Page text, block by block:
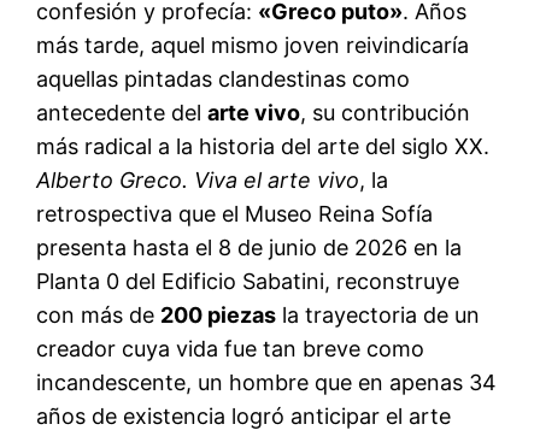
confesión y profecía: «Greco puto». Años
más tarde, aquel mismo joven reivindicaría
aquellas pintadas clandestinas como
antecedente delarte vivo, su contribución
más radical a la historia del arte del siglo XX.
Alberto Greco. Viva el arte vivo, la
retrospectiva que el Museo Reina Sofía
presenta hasta el 8 de junio de 2026 en la
Planta 0 del Edificio Sabatini, reconstruye
con más de 200 piezas la trayectoria de un
creador cuya vida fue tan breve como
incandescente, un hombre que en apenas 34
años de existencia logró anticipar el arte